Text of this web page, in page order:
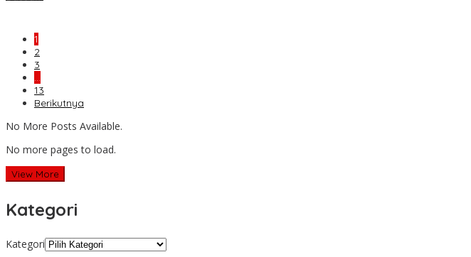
1
2
3
…
13
Berikutnya
No More Posts Available.
No more pages to load.
View More
Kategori
Kategori